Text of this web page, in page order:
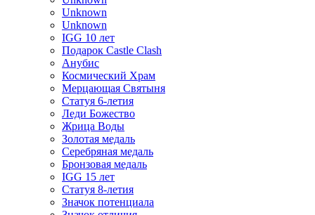
Unknown
Unknown
IGG 10 лет
Подарок Castle Clash
Анубис
Космический Храм
Мерцающая Святыня
Статуя 6-летия
Леди Божество
Жрица Воды
Золотая медаль
Серебряная медаль
Бронзовая медаль
IGG 15 лет
Статуя 8-летия
Значок потенциала